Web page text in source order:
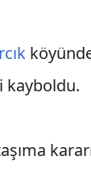
kayboldu.